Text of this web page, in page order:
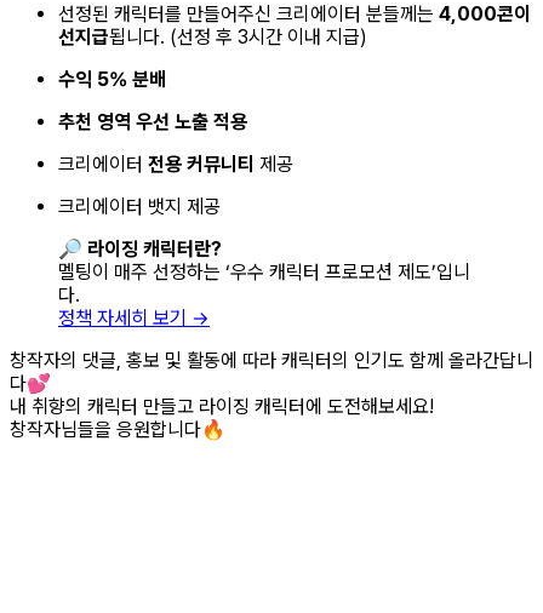
선정된 캐릭터를 만들어주신 크리에이터 분들께는 4,000콘이
선지급됩니다. (선정 후 3시간 이내 지급)
수익 5% 분배
추천 영역 우선 노출 적용
크리에이터 전용 커뮤니티 제공
크리에이터 뱃지 제공
🔎 라이징 캐릭터란?
멜팅이 매주 선정하는 ‘우수 캐릭터 프로모션 제도’입니
다.
정책 자세히 보기 →
창작자의 댓글, 홍보 및 활동에 따라 캐릭터의 인기도 함께 올라간답니
다💕
내 취향의 캐릭터 만들고 라이징 캐릭터에 도전해보세요!
창작자님들을 응원합니다🔥